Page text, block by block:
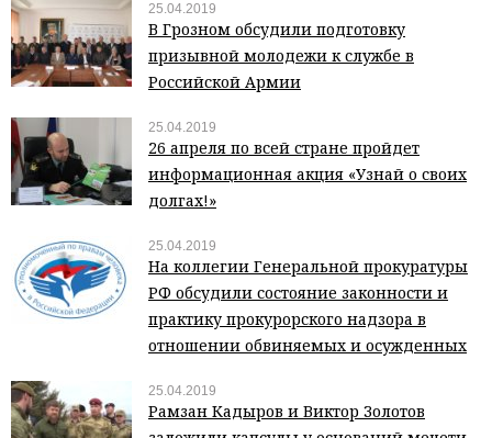
25.04.2019
В Грозном обсудили подготовку
призывной молодежи к службе в
Российской Армии
25.04.2019
26 апреля по всей стране пройдет
информационная акция «Узнай о своих
долгах!»
25.04.2019
На коллегии Генеральной прокуратуры
РФ обсудили состояние законности и
практику прокурорского надзора в
отношении обвиняемых и осужденных
25.04.2019
Рамзан Кадыров и Виктор Золотов